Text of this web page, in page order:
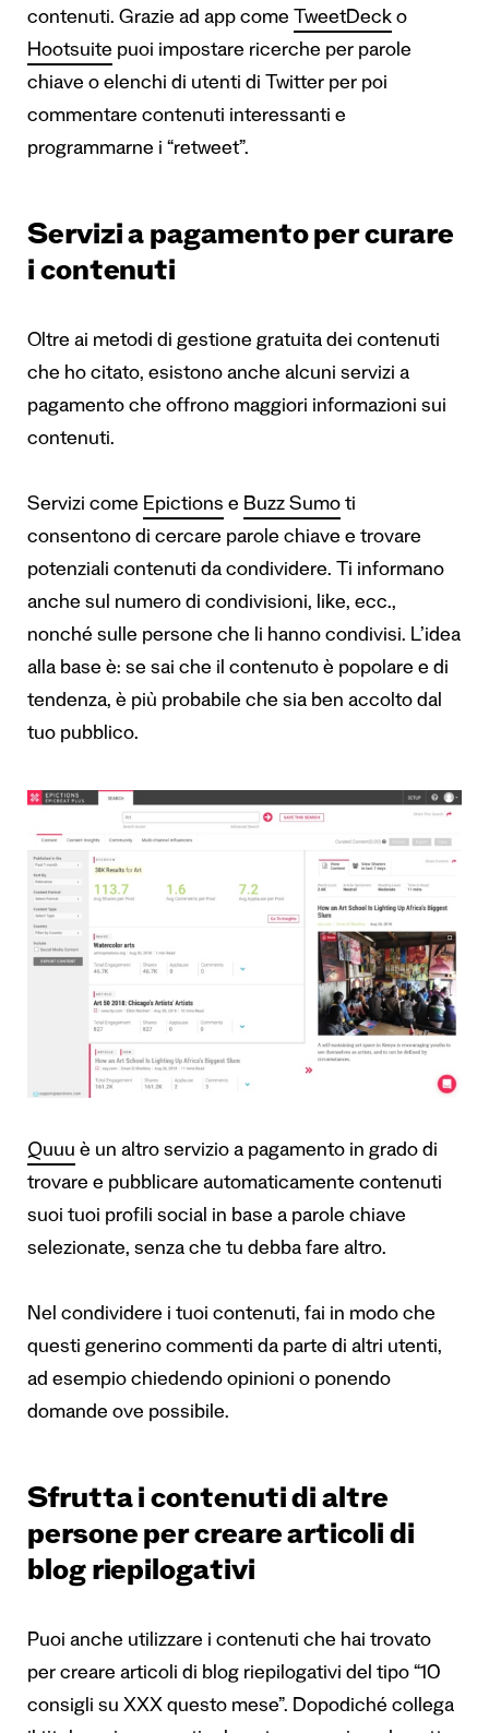
contenuti. Grazie ad app come TweetDeck o
Hootsuite puoi impostare ricerche per parole
chiave o elenchi di utenti di Twitter per poi
commentare contenuti interessanti e
programmarne i “retweet”.
Servizi a pagamento per curare
i contenuti
Oltre ai metodi di gestione gratuita dei contenuti
che ho citato, esistono anche alcuni servizi a
pagamento che offrono maggiori informazioni sui
contenuti.
Servizi come Epictions e Buzz Sumo ti
consentono di cercare parole chiave e trovare
potenziali contenuti da condividere. Ti informano
anche sul numero di condivisioni, like, ecc.,
nonché sulle persone che li hanno condivisi. L’idea
alla base è: se sai che il contenuto è popolare e di
tendenza, è più probabile che sia ben accolto dal
tuo pubblico.
Quuu è un altro servizio a pagamento in grado di
trovare e pubblicare automaticamente contenuti
suoi tuoi profili social in base a parole chiave
selezionate, senza che tu debba fare altro.
Nel condividere i tuoi contenuti, fai in modo che
questi generino commenti da parte di altri utenti,
ad esempio chiedendo opinioni o ponendo
domande ove possibile.
Sfrutta i contenuti di altre
persone per creare articoli di
blog riepilogativi
Puoi anche utilizzare i contenuti che hai trovato
per creare articoli di blog riepilogativi del tipo “10
consigli su XXX questo mese”. Dopodiché collega